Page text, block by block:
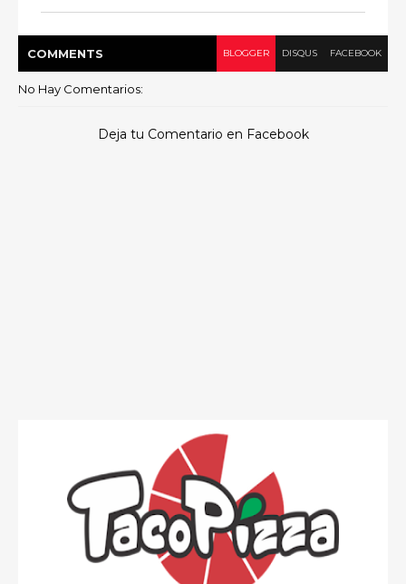
COMMENTS BLOGGER DISQUS FACEBOOK
No Hay Comentarios:
Deja tu Comentario en Facebook